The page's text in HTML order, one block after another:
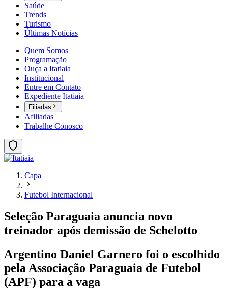
Saúde
Trends
Turismo
Últimas Notícias
Quem Somos
Programação
Ouça a Itatiaia
Institucional
Entre em Contato
Expediente Itatiaia
Filiadas
Afiliadas
Trabalhe Conosco
Capa
Futebol Internacional
Seleção Paraguaia anuncia novo
treinador após demissão de Schelotto
Argentino Daniel Garnero foi o escolhido
pela Associação Paraguaia de Futebol
(APF) para a vaga